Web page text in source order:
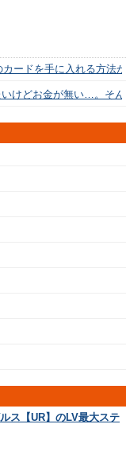
カードを手に入れる方法
けどお金が無い…。そ
ス【UR】のLV最大ステ